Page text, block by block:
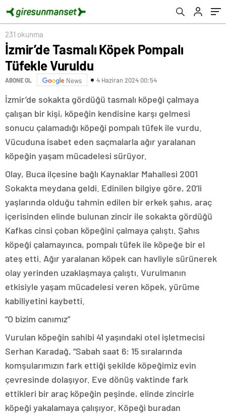
231 okunma
İzmir’de Tasmalı Köpek Pompalı
Tüfekle Vuruldu
ABONE OL News 4 Haziran 2024 00:54
İzmir’de sokakta gördüğü tasmalı köpeği çalmaya
çalışan bir kişi, köpeğin kendisine karşı gelmesi
sonucu çalamadığı köpeği pompalı tüfek ile vurdu.
Vücuduna isabet eden saçmalarla ağır yaralanan
köpeğin yaşam mücadelesi sürüyor.
Olay, Buca ilçesine bağlı Kaynaklar Mahallesi 2001
Sokakta meydana geldi. Edinilen bilgiye göre, 20’li
yaşlarında olduğu tahmin edilen bir erkek şahıs, araç
içerisinden elinde bulunan zincir ile sokakta gördüğü
Kafkas cinsi çoban köpeğini çalmaya çalıştı. Şahıs
köpeği çalamayınca, pompalı tüfek ile köpeğe bir el
ateş etti. Ağır yaralanan köpek can havliyle sürünerek
olay yerinden uzaklaşmaya çalıştı. Vurulmanın
etkisiyle yaşam mücadelesi veren köpek, yürüme
kabiliyetini kaybetti.
“O bizim canımız”
Vurulan köpeğin sahibi 41 yaşındaki otel işletmecisi
Serhan Karadağ, “Sabah saat 6: 15 sıralarında
komşularımızın fark ettiği şekilde köpeğimiz evin
çevresinde dolaşıyor. Eve dönüş vaktinde fark
ettikleri bir araç köpeğin peşinde, elinde zincirle
köpeği yakalamaya çalışıyor. Köpeği buradan